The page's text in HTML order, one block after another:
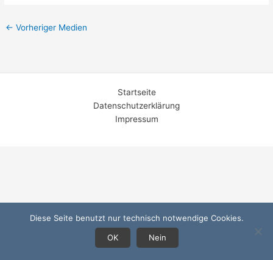
← Vorheriger Medien
Startseite
Datenschutzerklärung
Impressum
Diese Seite benutzt nur technisch notwendige Cookies.
OK
Nein